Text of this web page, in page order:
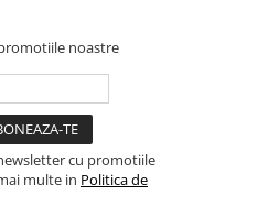
noastre
cu promotiile
multe in Politica de